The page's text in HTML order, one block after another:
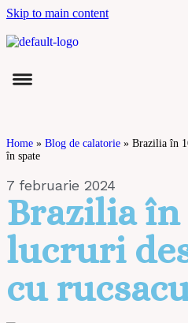
Skip to main content
Home » Blog de calatorie » Brazilia în
în spate
7 februarie 2024
Brazilia în
lucruri
cu